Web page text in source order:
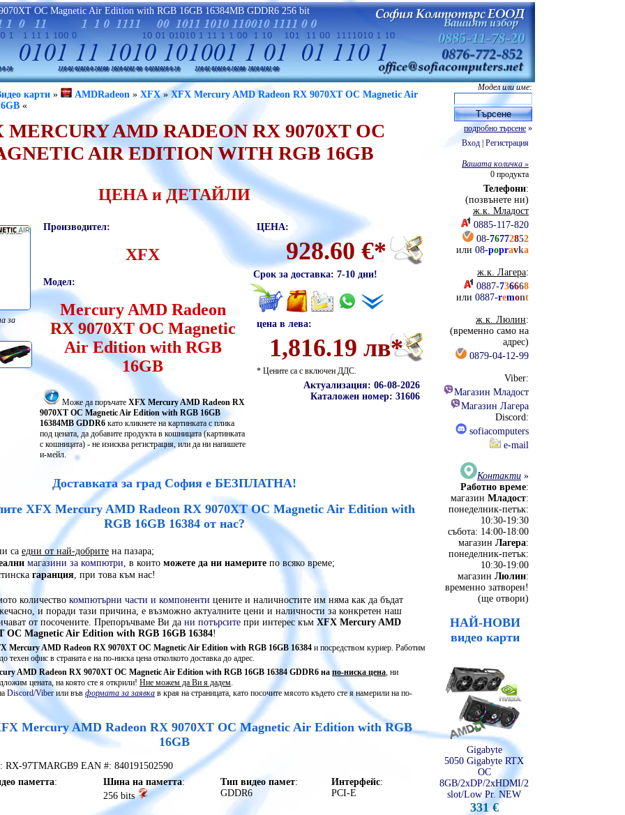
OC Magnetic Air Edition with RGB 16GB 16384MB GDDR6 256 bit
карти » AMDRadeon » XFX» XFX Mercury AMD Radeon RX 9070XT OC Magnetic Air
«
MERCURY AMD RADEON RX 9070XT OC
AIR EDITION WITH RGB 16GB
ЦЕНА и ДЕТАЙЛИ
за
Производител:
XFX
Модел:
Mercury AMD Radeon
RX 9070XT OC Magnetic
Air Edition with RGB
16GB
Може да поръчате XFX Mercury AMD Radeon RX
9070XT OC Magnetic Air Edition with RGB 16GB
16384MB GDDR6 като кликнете на картинката с плика
под цената, да добавите продукта в кошницата (картинката
с кошницата) - не изисква регистрация, или да ни напишете
и-мейл.
ЦЕНА:
928.60 €*
Срок за доставка: 7-10 дни!
цена в лева:
1,816.19 лв*
* Цените са с включен ДДС.
Актуализация: 06-08-2026
Каталожен номер: 31606
Доставката за град София е БЕЗПЛАТНА!
XFX Mercury AMD Radeon RX 9070XT OC Magnetic Air Edition with
RGB 16GB 16384 от нас?
са едни от най-добрите на пазара;
магазини за компютри , в които можете да ни намерите по всяко време;
гаранция , при това към нас!
количество компютърни части и компоненти цените и наличностите им няма как да бъдат
и поради тази причина, е възможно актуалните цени и наличности за конкретен наш
от посочените. Препоръчваме Ви да ни потърсите при интерес към XFX Mercury AMD
OC Magnetic Air Edition with RGB 16GB 16384!
Mercury AMD Radeon RX 9070XT OC Magnetic Air Edition with RGB 16GB 16384 и посредством куриер. Работим
техен офис в страната е на по-ниска цена отколкото доставка до адрес.
AMD Radeon RX 9070XT OC Magnetic Air Edition with RGB 16GB 16384 GDDR6 на по-ниска цена , ни
цената, на която сте я открили! Ние можем да Ви я дадем
Discord/Viber или във формата за заявка в края на страницата, като посочите мясото където сте я намерили на по-
Mercury AMD Radeon RX 9070XT OC Magnetic Air Edition with RGB
16GB
RX-97TMARGB9 EAN #: 840191502590
паметта:
Шина на паметта:
256 bits
Тип видео памет:
GDDR6
Интерфейс:
PCI-E
Модел или име:
подробно търсене »
Вход Регистрация
Вашата количка »
0 продукта
Телефони:
(позвънете ни)
ж.к. Младост
0885-117-820
08-76772852
или 08-popravka
ж.к. Лагера:
0887-736668
или 0887-remont
ж.к. Люлин:
(временно само на
адрес)
0879-04-12-99
Viber:
Магазин Младост
Магазин Лагера
Discord:
sofiacomputers
e-mail
Контакти »
Работно време:
магазин Младост:
понеделник-петък:
10:30-19:30
събота: 14:00-18:00
магазин Лагера:
понеделник-петък:
10:30-19:00
магазин Люлин:
временно затворен!
(ще отвори)
НАЙ-НОВИ
видео карти
Gigabyte
5050 Gigabyte RTX
OC
8GB/2xDP/2xHDMI/2
slot/Low Pr. NEW
331 €